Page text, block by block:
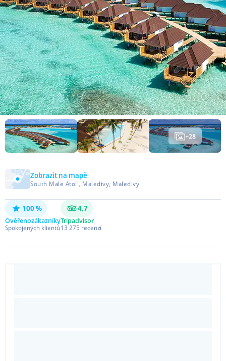
+28
Zobrazit na mapě
South Male Atoll, Maledivy, Maledivy
100 %
Ověřenozákazníky
Spokojených klientů
4,7
Tripadvisor
13 275 recenzí